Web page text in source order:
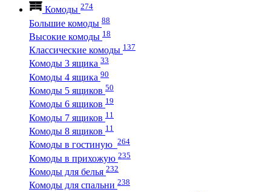
Комоды 274
Большие комоды 88
Высокие комоды 18
Классические комоды 137
Комоды 3 ящика 33
Комоды 4 ящика 90
Комоды 5 ящиков 50
Комоды 6 ящиков 19
Комоды 7 ящиков 11
Комоды 8 ящиков 11
Комоды в гостиную 264
Комоды в прихожую 235
Комоды для белья 232
Комоды для спальни 238